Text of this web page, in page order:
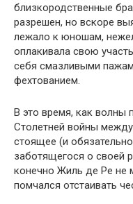
близкородственные
разрешен, но вскоре
лежало к юношам,
оплакивала свою
себя смазливыми
фехтованием.
В это время, как волны
Столетней войны
стоящее (и
заботящегося о своей
конечно Жиль де Ре не
помчался отстаивать